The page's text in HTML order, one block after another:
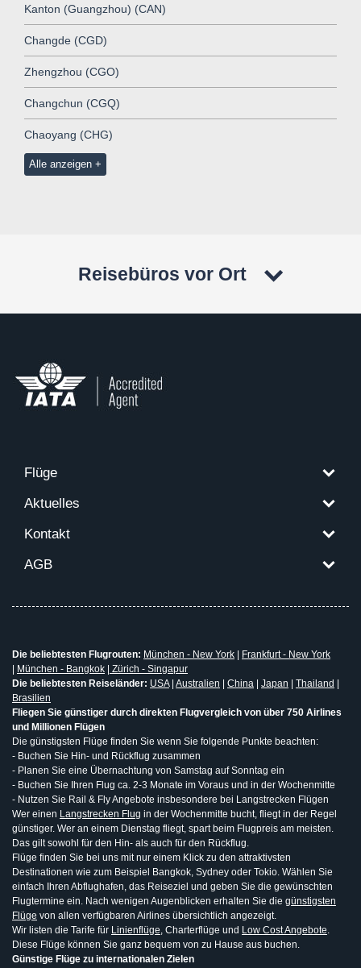
Kanton (Guangzhou) (CAN)
Changde (CGD)
Zhengzhou (CGO)
Changchun (CGQ)
Chaoyang (CHG)
Alle anzeigen
Reisebüros vor Ort
Flüge
Aktuelles
Kontakt
AGB
Die beliebtesten Flugrouten: München - New York
Frankfurt - New York
München - Bangkok
Zürich - Singapur
Die beliebtesten Reiseländer: USA| Australien China Japan Thailand
Brasilien
Fliegen Sie günstiger durch direkten Flugvergleich von über 750 Airlines
und Millionen Flügen
Die günstigsten Flüge finden Sie wenn Sie folgende Punkte beachten:
- Buchen Sie Hin- und Rückflug zusammen
- Planen Sie eine Übernachtung von Samstag auf Sonntag ein
- Buchen Sie Ihren Flug ca. 2-3 Monate im Voraus und in der Wochenmitte
- Nutzen Sie Rail & Fly Angebote insbesondere bei Langstrecken Flügen
Wer einen Langstrecken Flug in der Wochenmitte bucht, fliegt in der Regel
günstiger. Wer an einem Dienstag fliegt, spart beim Flugpreis am meisten.
Das gilt sowohl für den Hin- als auch für den Rückflug.
Flüge finden Sie bei uns mit nur einem Klick zu den attraktivsten
Destinationen wie zum Beispiel Bangkok, Sydney oder Tokio. Wählen Sie
einfach Ihren Abflughafen, das Reiseziel und geben Sie die gewünschten
Flugtermine ein. Nach wenigen Augenblicken erhalten Sie die günstigsten
Flüge von allen verfügbaren Airlines übersichtlich angezeigt.
Wir listen die Tarife für Linienflüge, Charterflüge und Low Cost Angebote.
Diese Flüge können Sie ganz bequem von zu Hause aus buchen.
Günstige Flüge zu internationalen Zielen